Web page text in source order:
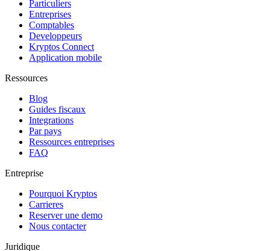
Particuliers
Entreprises
Comptables
Developpeurs
Kryptos Connect
Application mobile
Ressources
Blog
Guides fiscaux
Integrations
Par pays
Ressources entreprises
FAQ
Entreprise
Pourquoi Kryptos
Carrieres
Reserver une demo
Nous contacter
Juridique